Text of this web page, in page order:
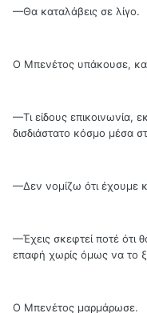
—Θα καταλάβεις σε λίγο.
Ο Μπενέτος υπάκουσε,
—Τι είδους επικοινωνία,
δισδιάστατο κόσμο μέσα
—Δεν νομίζω ότι έχουμε
—Έχεις σκεφτεί ποτέ ότι
επαφή χωρίς όμως να το
Ο Μπενέτος μαρμάρωσε.